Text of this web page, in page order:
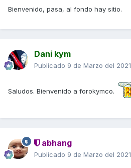
Bienvenido, pasa, al fondo hay sitio.
Dani kym
Publicado 9 de Marzo del 2021
Saludos. Bienvenido a forokymco.
abhang
Publicado 9 de Marzo del 2021